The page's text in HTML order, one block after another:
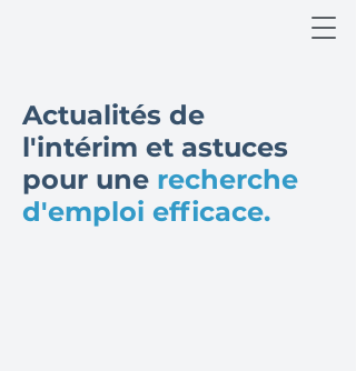
Actualités de
l'intérim et astuces
pour une recherche
d'emploi efficace.